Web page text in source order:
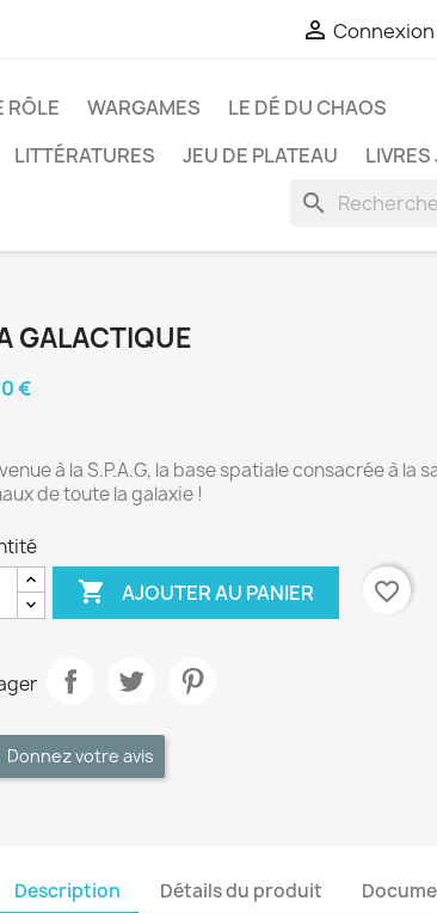
 Connexion
RÔLE WARGAMES
LE DÉ DU CHAOS
LITTÉRATURES JEU DE PLATEAU
search
GALACTIQUE
€
à la S.P.A.G, la base spatiale consacrée à la
de toute la galaxie !
 AJOUTER AU PANIER favorite_border
Donnez votre avis
Description Détails du produit